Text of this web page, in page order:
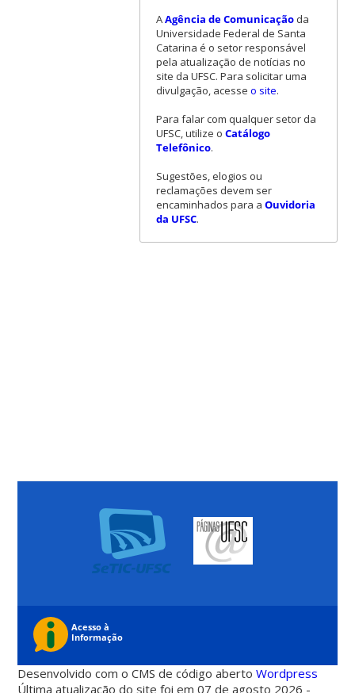
AAgência de Comunicaçãoda
Universidade Federal de Santa
Catarina é o setor responsável
pela atualização de notícias no
site da UFSC. Para solicitar uma
divulgação, acesse o site.
Para falar com qualquer setor da
UFSC, utilize o Catálogo
Telefônico.
Sugestões, elogios ou
reclamações devem ser
encaminhados para a Ouvidoria
da UFSC.
Desenvolvido com o CMS de código abertoWordpress
Última atualização do site foi em 07 de agosto 2026 -